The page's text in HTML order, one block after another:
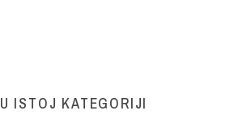
U ISTOJ KATEGORIJI